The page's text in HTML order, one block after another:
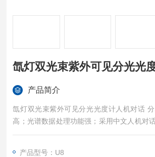
氙灯双光束紫外可见分光光
产品简介
氙灯双光束紫外可见分光光度计人机对话
高；光谱数据处理功能强；采用中文人机对
外形美观大方。
产品型号：U8